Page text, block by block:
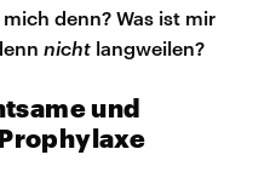
denn? Was ist mir
nicht langweilen?
und